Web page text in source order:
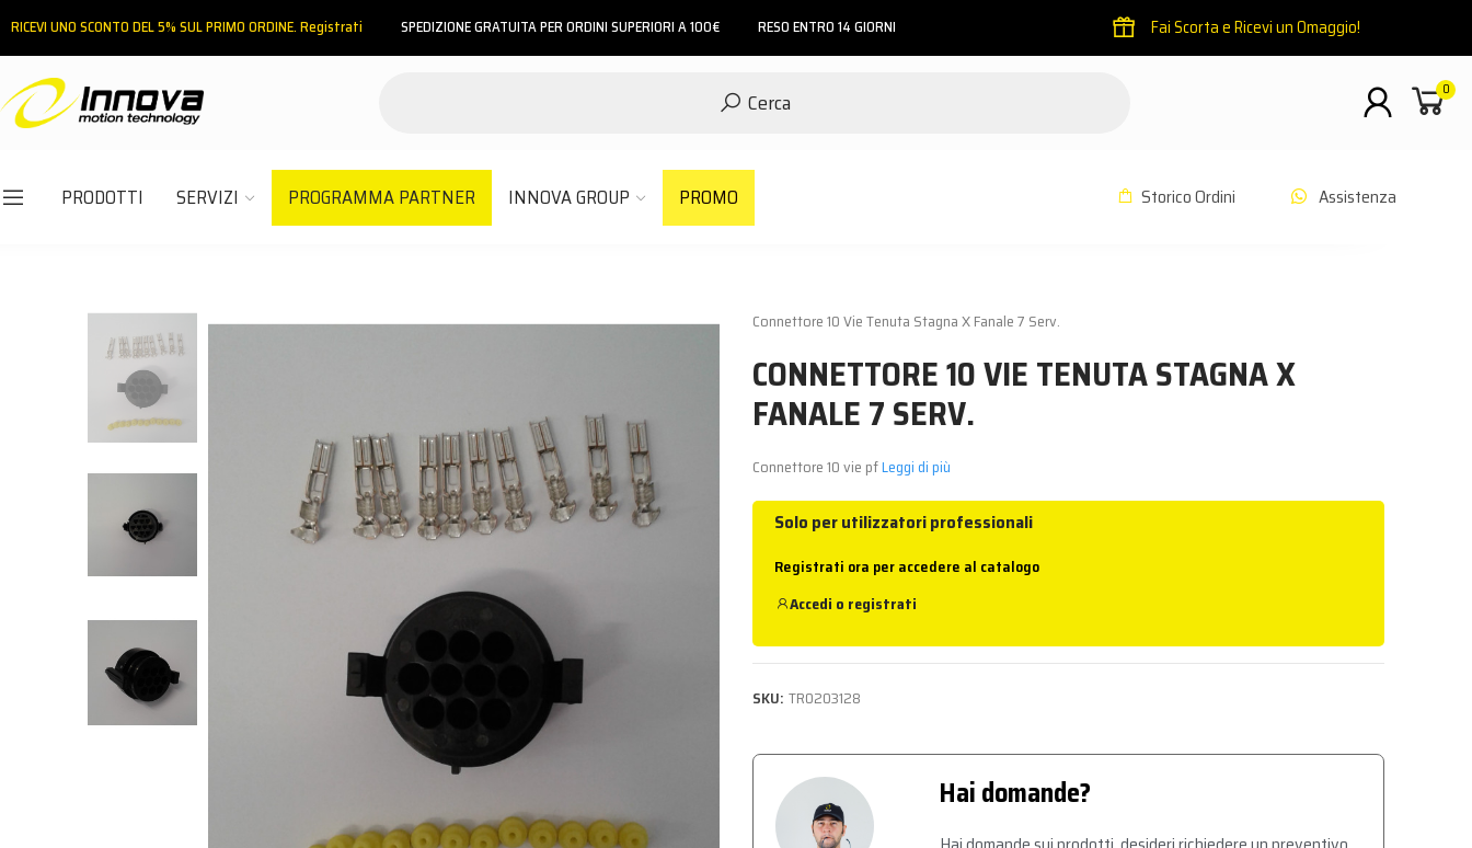
RICEVI UNO SCONTO DEL 5% SUL PRIMO ORDINE. Registrati SPEDIZIONE GRATUITA PER ORDINI SUPERIORI A 100€ RESO ENTRO 14 GIORNI Fai Scorta e Ricevi un Omaggio!
Cerca 0
PRODOTTI SERVIZI PROGRAMMA PARTNER INNOVA GROUP PROMO Storico Ordini Assistenza
Connettore 10 Vie Tenuta Stagna X Fanale 7 Serv.
CONNETTORE 10 VIE TENUTA STAGNA X
FANALE 7 SERV.
Connettore 10 vie pfLeggi di più
Solo per utilizzatori professionali
Registrati ora per accedere al catalogo
Accedi o registrati
SKU: TR0203128
Hai domande?
ACCEDI
NESSUN ACCOUNTCREA UN NUOVO ACCOUNT